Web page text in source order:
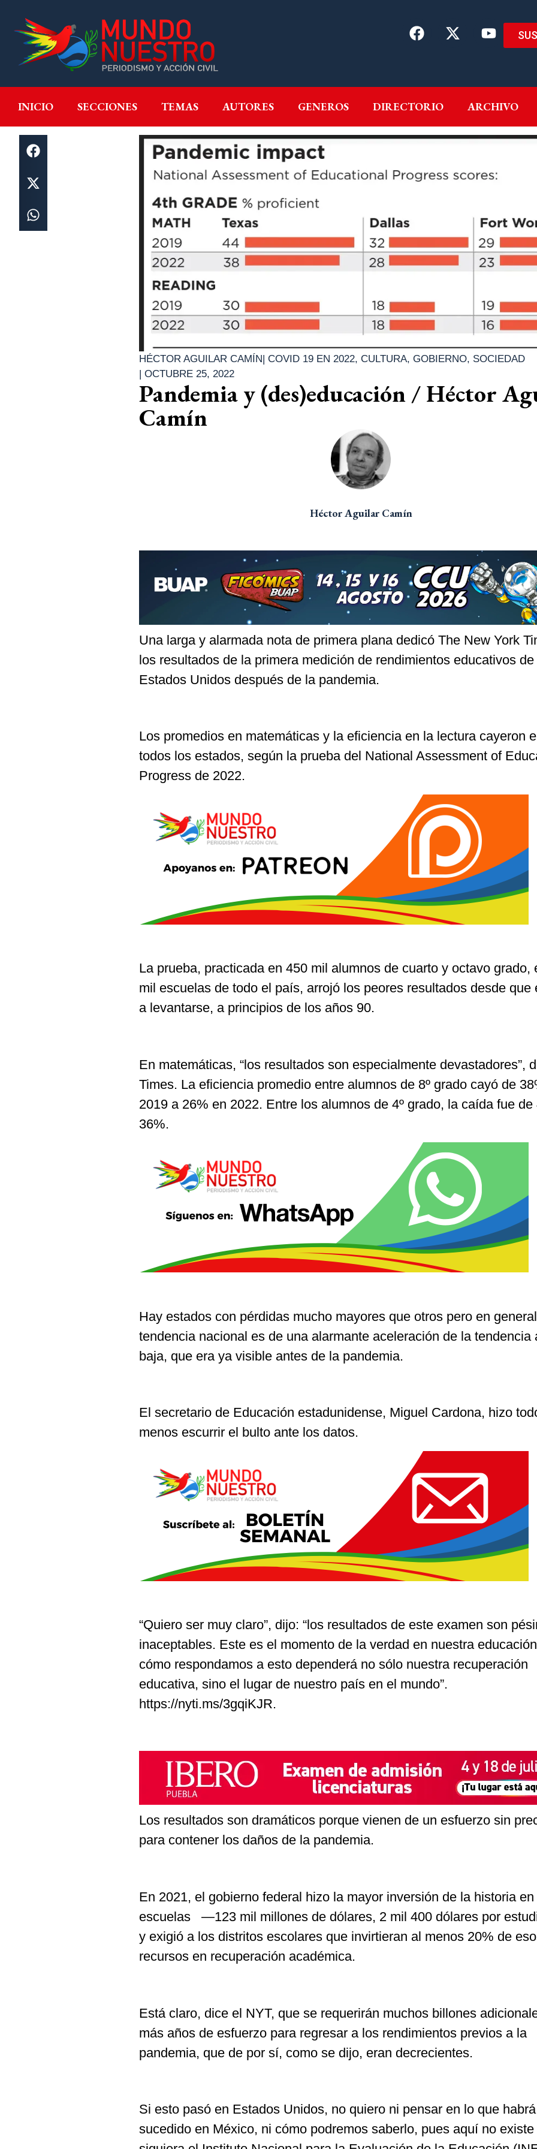
INICIO SECCIONES TEMAS AUTORES GENEROS DIRECTORIO ARCHIVO
INICIO SECCIONES GENEROS DIRECTORIO
HÉCTOR AGUILAR CAMÍN| COVID 19 EN 2022, CULTURA, GOBIERNO, SOCIEDAD
| OCTUBRE 25, 2022
Pandemia y (des)educación / Héctor
Camín
Héctor Aguilar Camín
Una larga y alarmada nota de primera plana dedicó The New York
los resultados de la primera medición de rendimientos educativos
Estados Unidos después de la pandemia.
Los promedios en matemáticas y la eficiencia en la lectura cayeron
todos los estados, según la prueba del National Assessment of
Progress de 2022.
La prueba, practicada en 450 mil alumnos de cuarto y octavo grado,
mil escuelas de todo el país, arrojó los peores resultados desde que
a levantarse, a principios de los años 90.
En matemáticas, “los resultados son especialmente devastadores”,
Times. La eficiencia promedio entre alumnos de 8º grado cayó de
2019 a 26% en 2022. Entre los alumnos de 4º grado, la caída fue de
36%.
Hay estados con pérdidas mucho mayores que otros pero en
tendencia nacional es de una alarmante aceleración de la tendencia
baja, que era ya visible antes de la pandemia.
El secretario de Educación estadunidense, Miguel Cardona, hizo
menos escurrir el bulto ante los datos.
“Quiero ser muy claro”, dijo: “los resultados de este examen son
inaceptables. Este es el momento de la verdad en nuestra
cómo respondamos a esto dependerá no sólo nuestra recuperación
educativa, sino el lugar de nuestro país en el mundo”.
https://nyti.ms/3gqiKJR.
Los resultados son dramáticos porque vienen de un esfuerzo sin
para contener los daños de la pandemia.
En 2021, el gobierno federal hizo la mayor inversión de la historia en
escuelas —123 mil millones de dólares, 2 mil 400 dólares por
y exigió a los distritos escolares que invirtieran al menos 20% de
recursos en recuperación académica.
Está claro, dice el NYT, que se requerirán muchos billones
más años de esfuerzo para regresar a los rendimientos previos a la
pandemia, que de por sí, como se dijo, eran decrecientes.
Si esto pasó en Estados Unidos, no quiero ni pensar en lo que habrá
sucedido en México, ni cómo podremos saberlo, pues aquí no existe